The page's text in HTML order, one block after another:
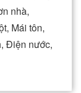
nhà,
Mái tôn,
Điện nước,